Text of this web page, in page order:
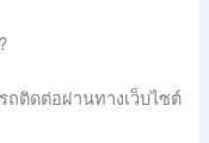
ถติดต่อผ่านทางเว็บไซต์